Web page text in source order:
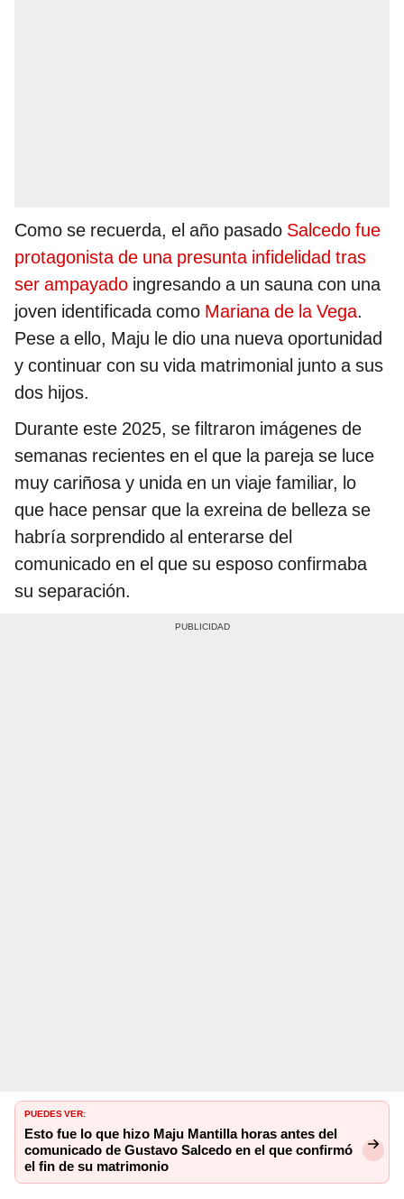
Como se recuerda, el año pasado Salcedo fue
protagonista de una presunta infidelidad tras
ser ampayado ingresando a un sauna con una
joven identificada como Mariana de la Vega.
Pese a ello, Maju le dio una nueva oportunidad
y continuar con su vida matrimonial junto a sus
dos hijos.
Durante este 2025, se filtraron imágenes de
semanas recientes en el que la pareja se luce
muy cariñosa y unida en un viaje familiar, lo
que hace pensar que la exreina de belleza se
habría sorprendido al enterarse del
comunicado en el que su esposo confirmaba
su separación.
PUEDES VER:
Esto fue lo que hizo Maju Mantilla horas antes del
comunicado de Gustavo Salcedo en el que confirmó
el fin de su matrimonio